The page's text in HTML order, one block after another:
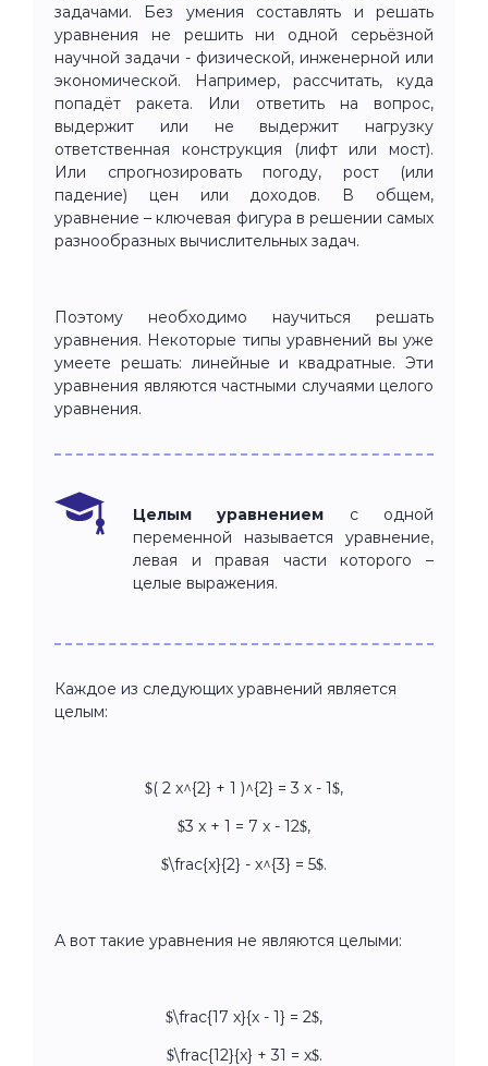
задачами. Без умения составлять и решать
уравнения не решить ни одной серьёзной
научной задачи - физической, инженерной или
экономической. Например, рассчитать, куда
попадёт ракета. Или ответить на вопрос,
выдержит или не выдержит нагрузку
ответственная конструкция (лифт или мост).
Или спрогнозировать погоду, рост (или
падение) цен или доходов. В общем,
уравнение – ключевая фигура в решении самых
разнообразных вычислительных задач.
Поэтому необходимо научиться решать
уравнения. Некоторые типы уравнений вы уже
умеете решать: линейные и квадратные. Эти
уравнения являются частными случаями целого
уравнения.
Целым уравнением с одной
переменной называется уравнение,
левая и правая части которого –
целые выражения.
Каждое из следующих уравнений является
целым:
$( 2 x^{2} + 1 )^{2} = 3 x - 1$,
$3 x + 1 = 7 x - 12$,
$\frac{x}{2} - x^{3} = 5$.
А вот такие уравнения не являются целыми:
$\frac{17 x}{x - 1} = 2$,
$\frac{12}{x} + 31 = x$.